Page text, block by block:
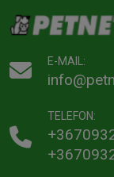
E-MAIL:
TELEFON: